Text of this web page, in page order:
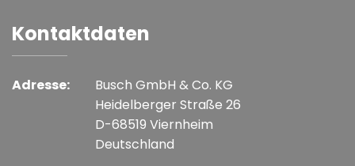
Kontaktdaten
Adresse:
Busch GmbH & Co. KG
Heidelberger Straße 26
D-68519 Viernheim
Deutschland